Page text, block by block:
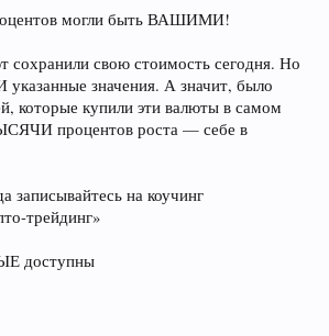
могли быть ВАШИМИ!
сохранили свою стоимость сегодня. Но
значения. А значит, было
которые купили эти валюты в самом
процентов роста — себе в
записывайтесь на коучинг
трейдинг»
доступны